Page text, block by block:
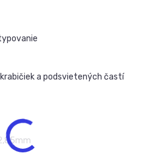
a podsvietených častí